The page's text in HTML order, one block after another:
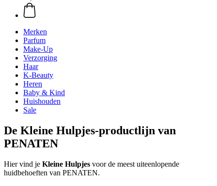
Merken
Parfum
Make-Up
Verzorging
Haar
K-Beauty
Heren
Baby & Kind
Huishouden
Sale
De Kleine Hulpjes-productlijn van
PENATEN
Hier vind je Kleine Hulpjes voor de meest uiteenlopende
huidbehoeften van PENATEN.